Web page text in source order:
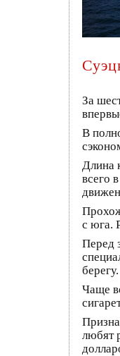
За
В
Длина
всего
с юга.
Перед
берегу.
Чаще
любят